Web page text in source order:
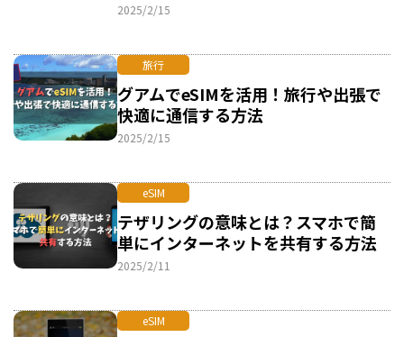
2025/2/15
旅行
グアムでeSIMを活用！旅行や出張で
快適に通信する方法
2025/2/15
eSIM
テザリングの意味とは？スマホで簡
単にインターネットを共有する方法
2025/2/11
eSIM